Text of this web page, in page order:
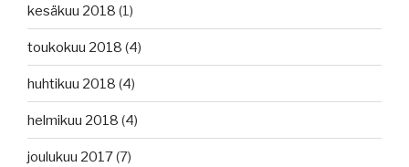
kesäkuu 2018 (1)
toukokuu 2018 (4)
huhtikuu 2018 (4)
helmikuu 2018 (4)
joulukuu 2017(7)